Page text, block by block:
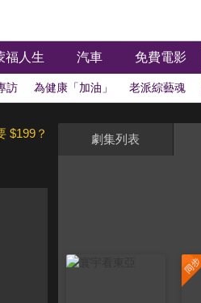
福人生 汽車 免費電影
訪 為健康「加油」 老派綜藝魂
$199？ 劇集列表